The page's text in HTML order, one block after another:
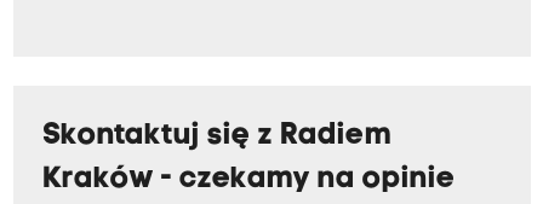
Skontaktuj się z Radiem
Kraków - czekamy na opinie